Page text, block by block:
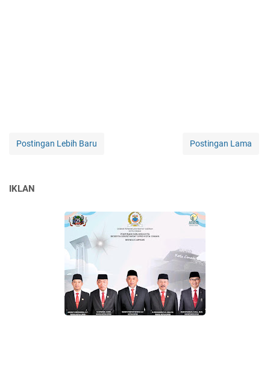
Postingan Lebih Baru Postingan Lama
IKLAN